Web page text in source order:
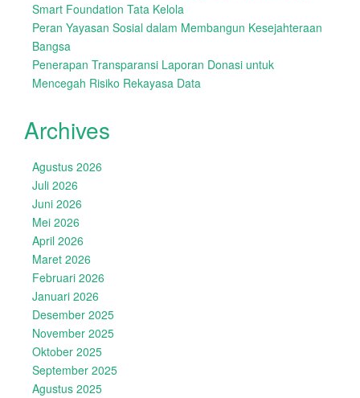
Smart Foundation Tata Kelola
Peran Yayasan Sosial dalam Membangun Kesejahteraan
Bangsa
Penerapan Transparansi Laporan Donasi untuk
Mencegah Risiko Rekayasa Data
Archives
Agustus 2026
Juli 2026
Juni 2026
Mei 2026
April 2026
Maret 2026
Februari 2026
Januari 2026
Desember 2025
November 2025
Oktober 2025
September 2025
Agustus 2025